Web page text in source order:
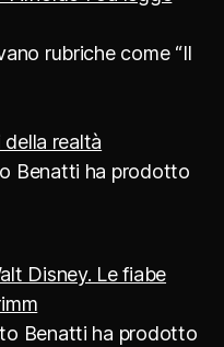
rubriche come “Il
realtà
Benatti ha prodotto
Disney. Le fiabe
Benatti ha prodotto